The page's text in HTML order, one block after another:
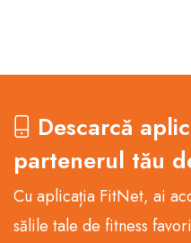
Descarcă
partenerul tău
Cu aplicația FitNet, ai
sălile tale de fitness